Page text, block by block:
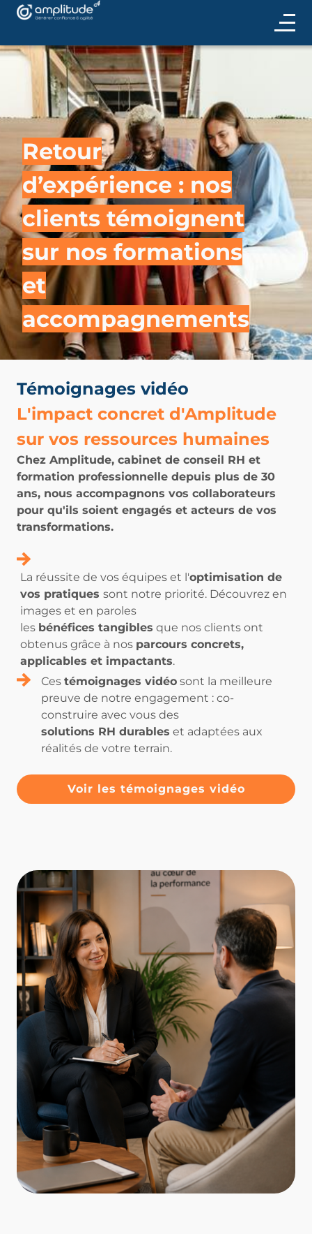
Retour
d’expérience : nos
clients témoignent
sur nos formations
et
accompagnements
Témoignages vidéo
L'impact concret d'Amplitude
sur vos ressources humaines
Chez Amplitude, cabinet de conseil RH et
formation professionnelle depuis plus de 30
ans, nous accompagnons vos collaborateurs
pour qu'ils soient engagés et acteurs de vos
transformations.
La réussite de vos équipes et l'optimisation de
vos pratiques sont notre priorité. Découvrez en
images et en paroles
les bénéfices tangibles que nos clients ont
obtenus grâce à nos parcours concrets,
applicables et impactants.
Ces témoignages vidéo sont la meilleure
preuve de notre engagement : co-
construire avec vous des
solutions RH durables et adaptées aux
réalités de votre terrain.
Voir les témoignages vidéo